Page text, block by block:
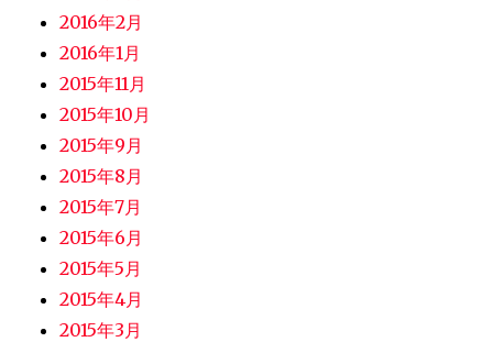
2016年2月
2016年1月
2015年11月
2015年10月
2015年9月
2015年8月
2015年7月
2015年6月
2015年5月
2015年4月
2015年3月